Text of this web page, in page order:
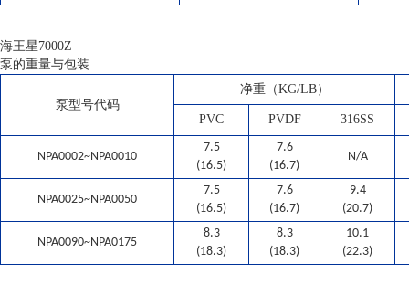
海王星7000Z
泵的重量与包装
泵型号代码
净重（KG/LB）
PVC PVDF 316SS
NPA0002~NPA0010
7.5
(16.5)
7.6
(16.7)
N/A
NPA0025~NPA0050
7.5
(16.5)
7.6
(16.7)
9.4
(20.7)
NPA0090~NPA0175
8.3
(18.3)
8.3
(18.3)
10.1
(22.3)